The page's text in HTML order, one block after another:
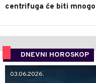
centrifuga će biti
DNEVNI HOROSKOP
03.06.2026.